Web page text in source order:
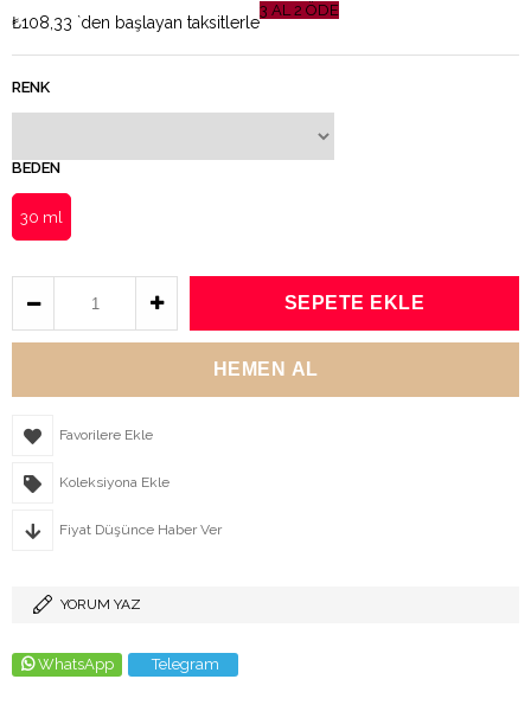
₺108,33 `den başlayan taksitlerle
3 AL 2 ÖDE
RENK
BEDEN
30 ml
Favorilere Ekle
Koleksiyona Ekle
Fiyat Düşünce Haber Ver
YORUM YAZ
WhatsApp Telegram